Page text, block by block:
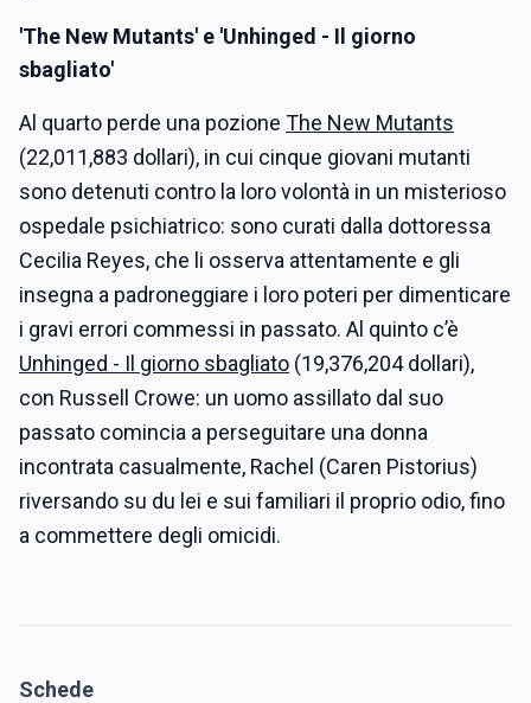
'The New Mutants' e 'Unhinged - Il giorno
sbagliato'
Al quarto perde una pozione The New Mutants
(22,011,883 dollari), in cui cinque giovani mutanti
sono detenuti contro la loro volontà in un misterioso
ospedale psichiatrico: sono curati dalla dottoressa
Cecilia Reyes, che li osserva attentamente e gli
insegna a padroneggiare i loro poteri per dimenticare
i gravi errori commessi in passato. Al quinto c’è
Unhinged - Il giorno sbagliato (19,376,204 dollari),
con Russell Crowe: un uomo assillato dal suo
passato comincia a perseguitare una donna
incontrata casualmente, Rachel (Caren Pistorius)
riversando su du lei e sui familiari il proprio odio, fino
a commettere degli omicidi.
Schede